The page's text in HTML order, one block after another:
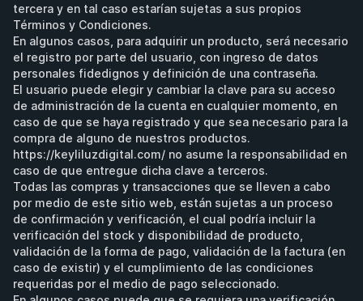
tercera y en tal caso estarían sujetas a sus propios
Términos y Condiciones.
En algunos casos, para adquirir un producto, será necesario
el registro por parte del usuario, con ingreso de datos
personales fidedignos y definición de una contraseña.
El usuario puede elegir y cambiar la clave para su acceso
de administración de la cuenta en cualquier momento, en
caso de que se haya registrado y que sea necesario para la
compra de alguno de nuestros productos.
https://keyliluzdigital.com/ no asume la responsabilidad en
caso de que entregue dicha clave a terceros.
Todas las compras y transacciones que se lleven a cabo
por medio de este sitio web, están sujetas a un proceso
de confirmación y verificación, el cual podría incluir la
verificación del stock y disponibilidad de producto,
validación de la forma de pago, validación de la factura (en
caso de existir) y el cumplimiento de las condiciones
requeridas por el medio de pago seleccionado.